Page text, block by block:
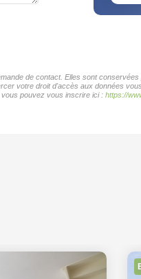
de contact. Elles sont
votre droit d'accès aux données
vous pouvez vous inscrire ici : https://